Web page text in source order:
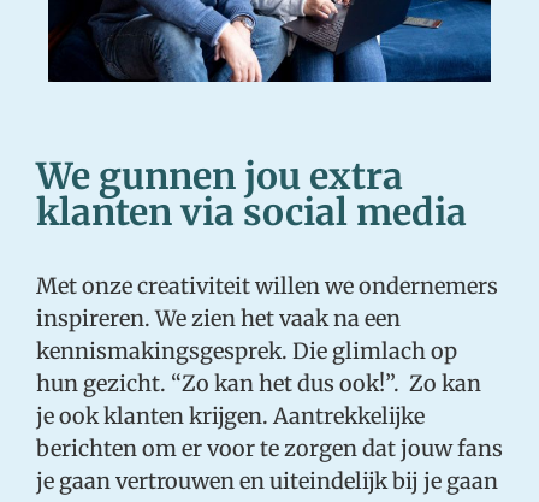
We gunnen jou extra
klanten via social media
Met onze creativiteit willen we ondernemers
inspireren. We zien het vaak na een
kennismakingsgesprek. Die glimlach op
hun gezicht. “Zo kan het dus ook!”. Zo kan
je ook klanten krijgen. Aantrekkelijke
berichten om er voor te zorgen dat jouw fans
je gaan vertrouwen en uiteindelijk bij je gaan